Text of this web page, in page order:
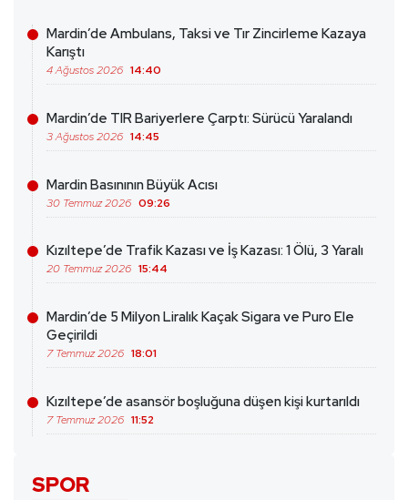
Mardin’de Ambulans, Taksi ve Tır Zincirleme Kazaya
Karıştı
4 Ağustos 2026 14:40
Mardin’de TIR Bariyerlere Çarptı: Sürücü Yaralandı
3 Ağustos 2026 14:45
Mardin Basınının Büyük Acısı
30 Temmuz 2026 09:26
Kızıltepe’de Trafik Kazası ve İş Kazası: 1 Ölü, 3 Yaralı
20 Temmuz 2026 15:44
Mardin’de 5 Milyon Liralık Kaçak Sigara ve Puro Ele
Geçirildi
7 Temmuz 2026 18:01
Kızıltepe’de asansör boşluğuna düşen kişi kurtarıldı
7 Temmuz 2026 11:52
SPOR